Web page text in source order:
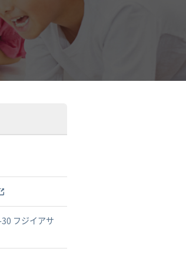
フジイアサ